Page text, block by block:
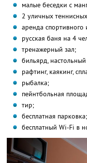
малые беседки с
2 уличных
аренда спортивного
русская баня на 4
тренажерный зал;
бильярд,
рафтинг, каякинг,
рыбалка;
пейнтбольная
тир;
бесплатная парковка;
бесплатный Wi-Fi в